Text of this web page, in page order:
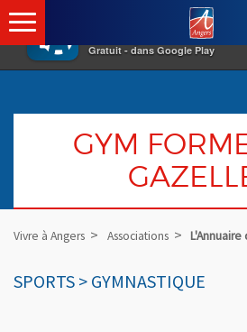
×
Gratuit - dans Google Play
GYM
Vivre à Angers Associations L'Annuaire
SPORTS > GYMNASTIQUE